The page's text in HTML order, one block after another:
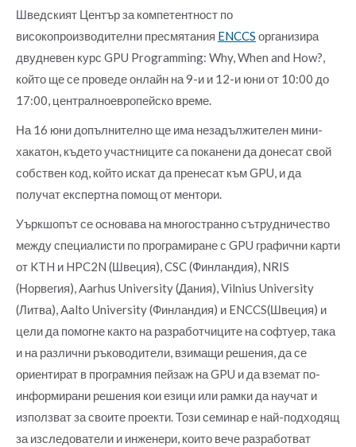
Шведският Център за компетентност по
високопроизводителни пресмятания ENCCS организира
двудневен курс GPU Programming: Why, When and How?,
който ще се проведе онлайн на 9-и и 12-и юни от 10:00 до
17:00, централноевропейско време.
На 16 юни допълнително ще има незадължителен мини-
хакатон, където участниците са поканени да донесат свой
собствен код, който искат да пренесат към GPU, и да
получат експертна помощ от ментори.
Уъркшопът се основава на многостранно сътрудничество
между специалисти по програмиране с GPU графични карти
от KTH и HPC2N (Швеция), CSC (Финландия), NRIS
(Норвегия), Aarhus University (Дания), Vilnius University
(Литва), Aalto University (Финландия) и ENCCS(Швеция) и
цели да помогне както на разработчиците на софтуер, така
и на различни ръководители, взимащи решения, да се
ориентират в програмния пейзаж на GPU и да вземат по-
информирани решения кои езици или рамки да научат и
използват за своите проекти. Този семинар е най-подходящ
за изследователи и инженери, които вече разработват